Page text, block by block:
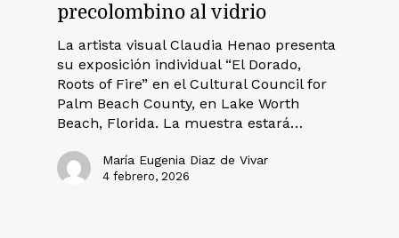
precolombino al vidrio
La artista visual Claudia Henao presenta
su exposición individual “El Dorado,
Roots of Fire” en el Cultural Council for
Palm Beach County, en Lake Worth
Beach, Florida. La muestra estará…
María Eugenia Diaz de Vivar
4 febrero, 2026